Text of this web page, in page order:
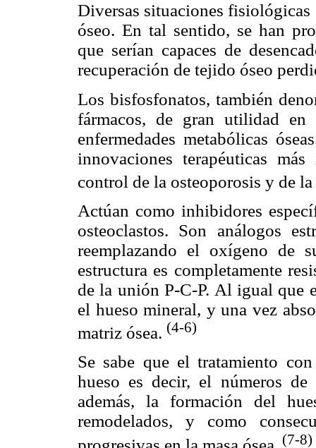
Diversas situaciones
óseo. En tal sentido, se han
que serían capaces de
recuperación de tejido óseo
Los bisfosfonatos, también
fármacos, de gran utilidad
enfermedades metabólicas
innovaciones terapéuticas
control de la osteoporosis y de
Actúan como inhibidores
osteoclastos. Son análogos
reemplazando el oxígeno de
estructura es completamente
de la unión P-C-P. Al igual que
el hueso mineral, y una vez
matriz ósea. (4-6)
Se sabe que el tratamiento
hueso es decir, el números
además, la formación del
remodelados, y como
(7-8)